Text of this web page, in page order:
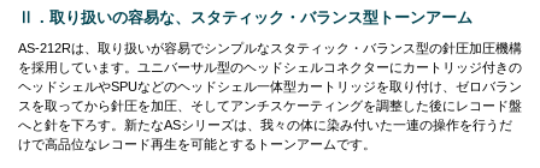
Ⅱ．取り扱いの容易な、スタティック・バランス型トーンアーム
AS-212Rは、取り扱いが容易でシンプルなスタティック・バランス型の針圧加圧機構
を採用しています。ユニバーサル型のヘッドシェルコネクターにカートリッジ付きの
ヘッドシェルやSPUなどのヘッドシェル一体型カートリッジを取り付け、ゼロバラン
スを取ってから針圧を加圧、そしてアンチスケーティングを調整した後にレコード盤
へと針を下ろす。新たなASシリーズは、我々の体に染み付いた一連の操作を行うだ
けで高品位なレコード再生を可能とするトーンアームです。